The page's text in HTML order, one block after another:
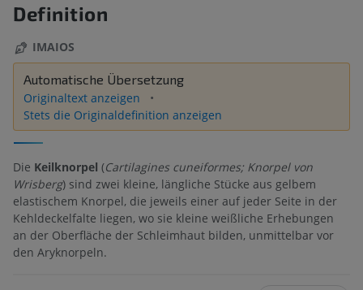
Definition
IMAIOS
Automatische Übersetzung
Originaltext anzeigen
Stets die Originaldefinition anzeigen
Die Keilknorpel (Cartilagines cuneiformes; Knorpel von
Wrisberg) sind zwei kleine, längliche Stücke aus gelbem
elastischem Knorpel, die jeweils einer auf jeder Seite in der
Kehldeckelfalte liegen, wo sie kleine weißliche Erhebungen
an der Oberfläche der Schleimhaut bilden, unmittelbar vor
den Aryknorpeln.